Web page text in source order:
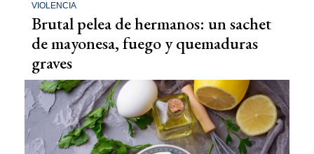
VIOLENCIA
Brutal pelea de hermanos: un sachet
de mayonesa, fuego y quemaduras
graves